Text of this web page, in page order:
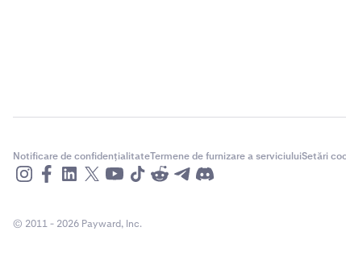
Notificare de confidențialitateTermene de furnizare a serviciuluiSetări
© 2011 - 2026 Payward, Inc.